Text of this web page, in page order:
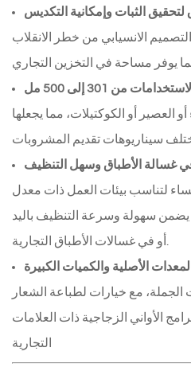
الثبات وإمكانية التكديس
الانسيابي من خطر الانقلاب
يوفر مساحة في التخزين التجاري
من 301 إلى 500 مل
أو العصير أو الكوكتيلات، مما يجعلها
غسالة الأطباق وسهل التنظيف
لتناسب بيئات العمل ذات معدل
يضمن سهولة وسرعة التنظيف باليد
الأصلية والكميات الكبيرة
مع خيارات لطباعة الشعار
الأواني الزجاجية ذات العلامات
التجارية